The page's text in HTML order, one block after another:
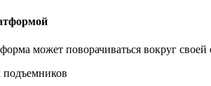
может поворачиваться вокруг своей